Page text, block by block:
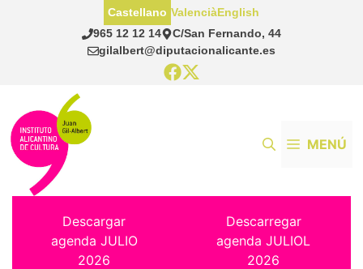
965 12 12 14
C/San Fernando, 44
gilalbert@diputacionalicante.es
Castellano ValenciàEnglish
MENÚ
Descargar
agenda JULIO
2026
Descarregar
agenda JULIOL
2026